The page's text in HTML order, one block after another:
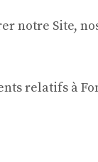
notre Site,
relatifs à